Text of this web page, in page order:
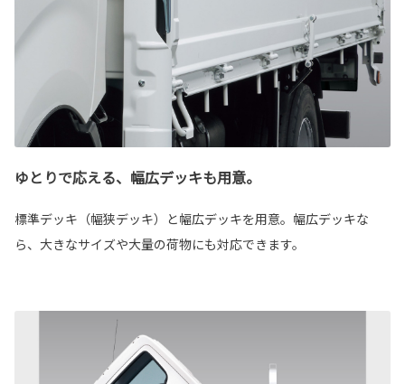
ゆとりで応える、幅広デッキも用意。
標準デッキ（幅狭デッキ）と幅広デッキを用意。幅広デッキな
ら、大きなサイズや大量の荷物にも対応できます。